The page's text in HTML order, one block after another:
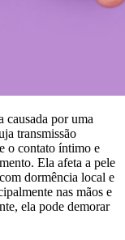
causada por uma
transmissão
o contato íntimo e
Ela afeta a pele
dormência local e
nas mãos e
ela pode demorar